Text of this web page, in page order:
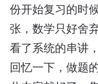
份开始复习的时
张，数学只好舍
看了系统的串讲
回忆一下，做题